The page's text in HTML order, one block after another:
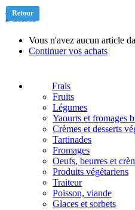
Panier
Vous n'avez aucun article
Continuer vos achats
Frais
Fruits
Légumes
Yaourts et fromages
Crèmes et desserts
Tartinades
Fromages
Oeufs, beurres et
Produits végétariens
Traiteur
Poisson, viande
Glaces et sorbets
Retour